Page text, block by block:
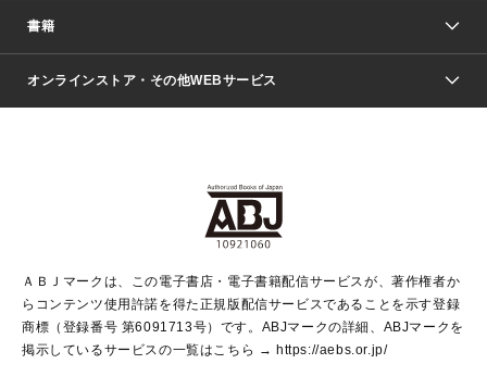
Vジャンプ
ジャンプルーキー！
ジャンプTOON
S-MANGA
週刊ヤングジャンプ
ウルトラジャンプ
少女マンガ
リマコミ＋
マンガMeets
月刊オフィスユー
Seventeen
LEE
Marisol
芸能・情報・スポーツ
パラスポ＋！
書籍
文芸・文庫・総合
青春と読書
アジア人物史
集英社新書
集英社新書プラス
よみタイ
ライトノベル・ノベライズ
集英社Webマガジン Cobalt
集英社オレンジ文庫
シフォン文庫
集英社みらい文庫
S-KIDS.LAND
オンラインストア・その他WEBサービス
SHUEISHA MANGA-ART HERITAGE
HAPPY PLUS STORE
shueisha vox
EDITOR'S LAB
ＡＢＪマークは、この電子書店・電子書籍配信サービスが、著作権者か
らコンテンツ使用許諾を得た正規版配信サービスであることを示す登録
商標（登録番号 第6091713号）です。ABJマークの詳細、ABJマークを
掲示しているサービスの一覧はこちら → https://aebs.or.jp/